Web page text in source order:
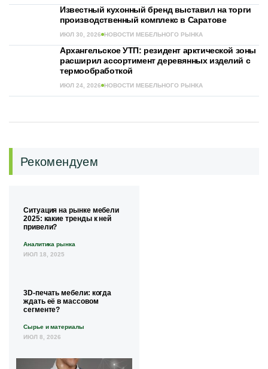
Известный кухонный бренд выставил на торги
производственный комплекс в Саратове
ИЮЛ 30, 2026 НОВОСТИ МЕБЕЛЬНОГО РЫНКА
Архангельское УТП: резидент арктической зоны
расширил ассортимент деревянных изделий с
термообработкой
ИЮЛ 24, 2026 НОВОСТИ МЕБЕЛЬНОГО РЫНКА
Рекомендуем
Ситуация на рынке мебели
2025: какие тренды к ней
привели?
Аналитика рынка
ИЮЛ 18, 2025
3D-печать мебели: когда
ждать её в массовом
сегменте?
Сырье и материалы
ИЮЛ 8, 2026